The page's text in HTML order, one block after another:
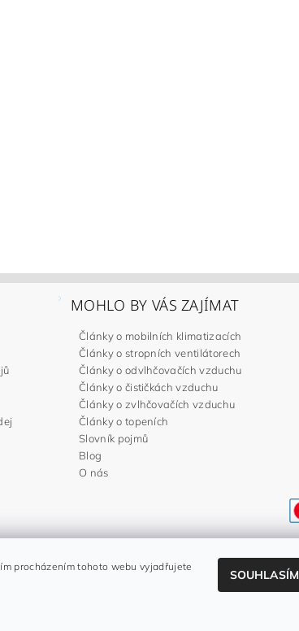
MOHLO BY VÁS ZAJÍMAT
Články o mobilních klimatizacích
Články o stropních ventilátorech
Články o odvlhčovačích vzduchu
Články o čističkách vzduchu
Články o zvlhčovačích vzduchu
Články o topeních
Slovník pojmů
Blog
O nás
procházením tohoto webu vyjadřujete
SOUHLASÍM